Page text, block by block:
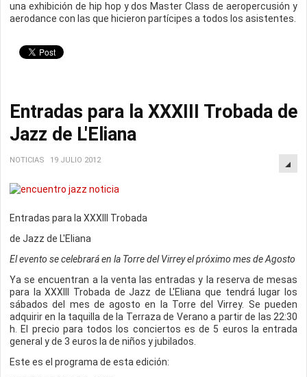
una exhibición de hip hop y dos Master Class de aeropercusión y
aerodance con las que hicieron partícipes a todos los asistentes.
Entradas para la XXXIII Trobada de
Jazz de L'Eliana
NOTICIAS 19 JULIO 2012
Entradas para la XXXIII Trobada
de Jazz de L'Eliana
El evento se celebrará en la Torre del Virrey el próximo mes de Agosto
Ya se encuentran a la venta las entradas y la reserva de mesas
para la XXXIII Trobada de Jazz de L'Eliana que tendrá lugar los
sábados del mes de agosto en la Torre del Virrey. Se pueden
adquirir en la taquilla de la Terraza de Verano a partir de las 22:30
h. El precio para todos los conciertos es de 5 euros la entrada
general y de 3 euros la de niños y jubilados.
Este es el programa de esta edición: